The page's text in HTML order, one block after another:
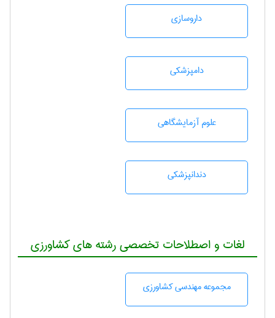
داروسازی
دامپزشكی
علوم آزمايشگاهی
دندانپزشكی
لغات و اصطلاحات تخصصی رشته های کشاورزی
مجموعه مهندسی كشاورزی